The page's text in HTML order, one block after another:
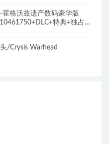
霍格沃兹遗产数码豪华版
特典+独占内
/Crysis Warhead